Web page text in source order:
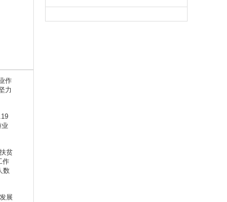
作
力
贫
作
数
展